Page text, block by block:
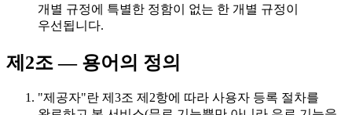
개별 규정에 특별한 정함이 없는 한 개별 규정이
우선됩니다.
제2조 — 용어의 정의
"제공자"란 제3조 제2항에 따라 사용자 등록 절차를